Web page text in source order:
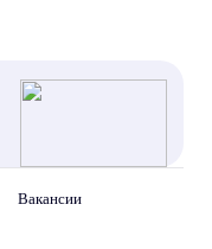
Вакансии